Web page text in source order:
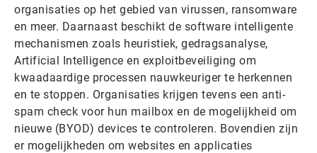
organisaties op het gebied van virussen, ransomware
en meer. Daarnaast beschikt de software intelligente
mechanismen zoals heuristiek, gedragsanalyse,
Artificial Intelligence en exploitbeveiliging om
kwaadaardige processen nauwkeuriger te herkennen
en te stoppen. Organisaties krijgen tevens een anti-
spam check voor hun mailbox en de mogelijkheid om
nieuwe (BYOD) devices te controleren. Bovendien zijn
er mogelijkheden om websites en applicaties